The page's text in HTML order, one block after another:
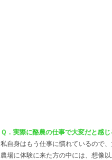
Ｑ．実際に酪農の仕事で大変だと感
私自身はもう仕事に慣れているので
農場に体験に来た方の中には、想像